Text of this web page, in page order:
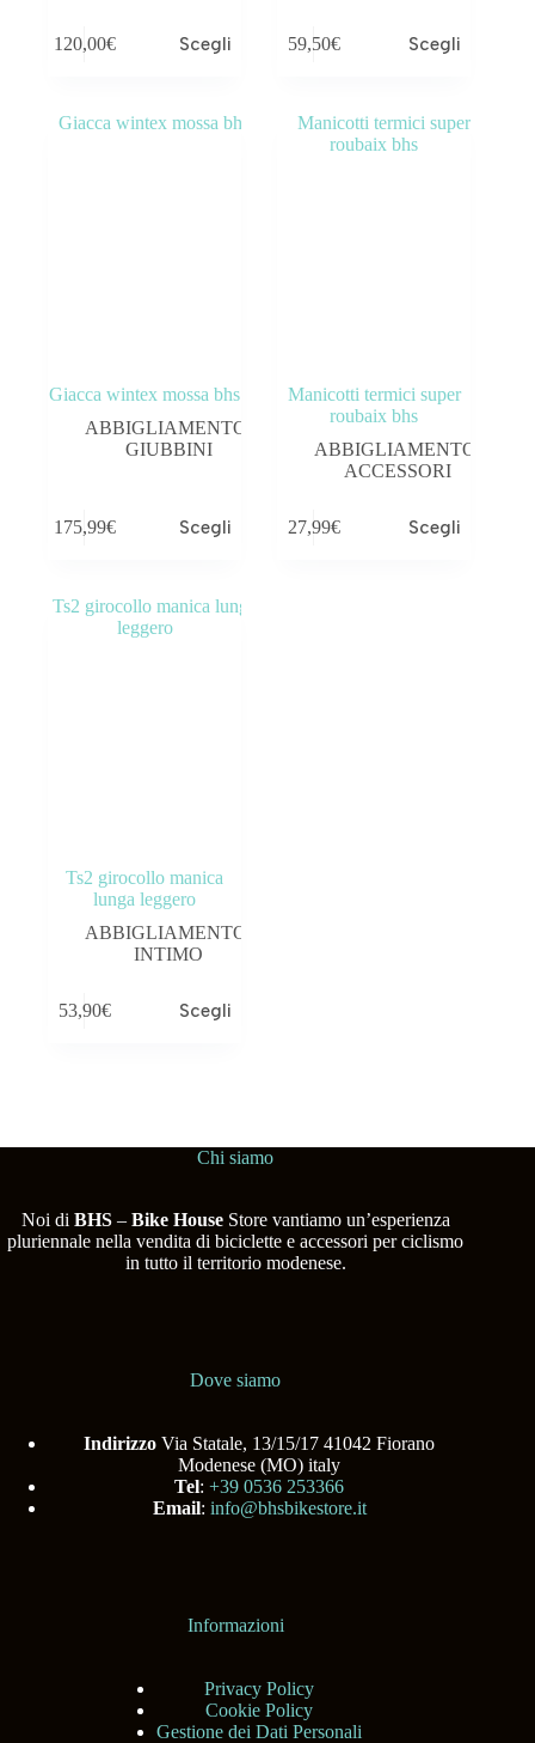
Tag prodotto
120,00€ Scegli 59,50€ Scegli
Giacca wintex mossa bhs
ABBIGLIAMENTO
GIUBBINI
175,99€ Scegli
Manicotti termici super
roubaix bhs
ABBIGLIAMENTO
ACCESSORI
27,99€ Scegli
Ts2 girocollo manica
lunga leggero
ABBIGLIAMENTO
INTIMO
53,90€ Scegli
Chi siamo
Noi di BHS– Bike HouseStore vantiamo un’esperienza
pluriennale nella vendita di biciclette e accessori per ciclismo
in tutto il territorio modenese.
Dove siamo
Indirizzo Via Statale, 13/15/17 41042 Fiorano
Modenese (MO) italy
Tel:+39 0536 253366
Email: info@bhsbikestore.it
Informazioni
Privacy Policy
Cookie Policy
Gestione dei Dati Personali